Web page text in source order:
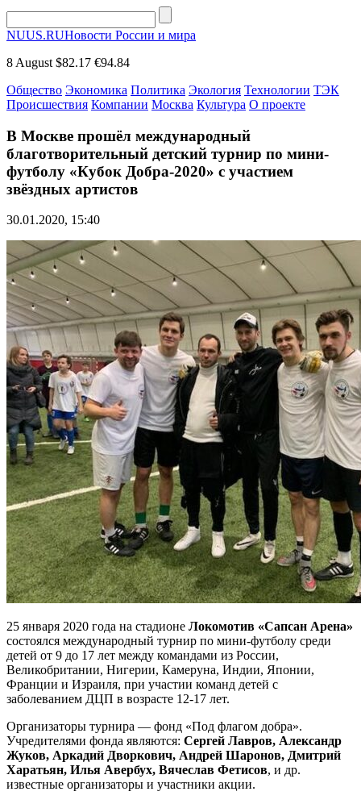
NUUS.RUНовости России и мира
8 August $82.17 €94.84
Общество Экономика Политика Экология Технологии ТЭК
Происшествия Компании Москва Культура О проекте
В Москве прошёл международный
благотворительный детский турнир по мини-
футболу «Кубок Добра-2020» с участием
звёздных артистов
30.01.2020, 15:40
25 января 2020 года на стадионе Локомотив «Сапсан Арена»
состоялся международный турнир по мини-футболу среди
детей от 9 до 17 лет между командами из России,
Великобритании, Нигерии, Камеруна, Индии, Японии,
Франции и Израиля, при участии команд детей с
заболеванием ДЦП в возрасте 12-17 лет.
Организаторы турнира — фонд «Под флагом добра».
Учредителями фонда являются: Сергей Лавров, Александр
Жуков, Аркадий Дворкович, Андрей Шаронов, Дмитрий
Харатьян, Илья Авербух, Вячеслав Фетисов, и др.
известные организаторы и участники акции.